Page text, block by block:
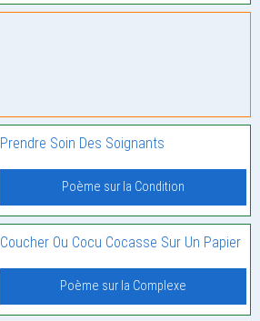
Prendre Soin Des Soignants
Poème sur la Condition
Coucher Ou Cocu Cocasse Sur Un Papier
Poème sur la Complexe